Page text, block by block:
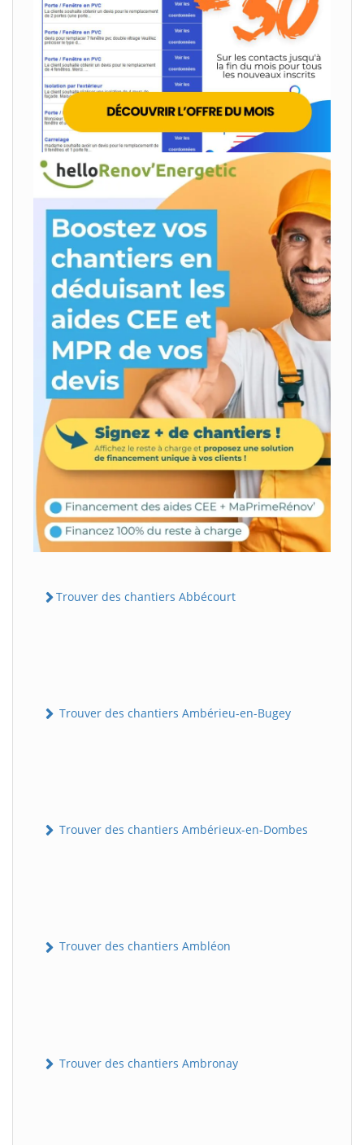
Trouver des chantiers Abbécourt
Trouver des chantiers Ambérieu-en-Bugey
Trouver des chantiers Ambérieux-en-Dombes
Trouver des chantiers Ambléon
Trouver des chantiers Ambronay